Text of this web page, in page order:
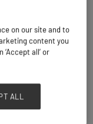
on our site and to
content you
all’ or
ALL